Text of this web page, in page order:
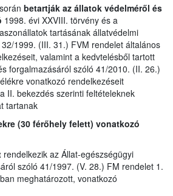
betartják az állatok védelméről és
1998. évi XXVIII. törvény és a
tartásának állatvédelmi
1999. (III. 31.) FVM rendelet általános
valamint a kedvtelésből tartott
forgalmazásáról szóló 41/2010. (II. 26.)
vonatkozó rendelkezéseit
II. bekezdés szerinti feltételeknek
tartanak
(30 férőhely felett) vonatkozó
rendelkezik az Állat-egészségügyi
szóló 41/1997. (V. 28.) FM rendelet 1.
meghatározott, vonatkozó